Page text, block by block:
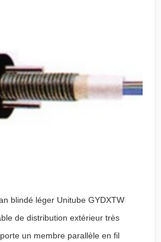
blindé léger Unitube GYDXTW
de distribution extérieur très
un membre parallèle en fil